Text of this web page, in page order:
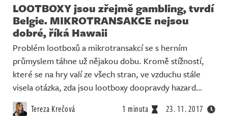
LOOTBOXY jsou zřejmě gambling, tvrdí
Belgie. MIKROTRANSAKCE nejsou
dobré, říká Hawaii
Problém lootboxů a mikrotransakcí se s herním
průmyslem táhne už nějakou dobu. Kromě stížností,
které se na hry valí ze všech stran, ve vzduchu stále
visela otázka, zda jsou lootboxy doopravdy hazard…
Tereza Krečová 1 minuta 23. 11. 2017